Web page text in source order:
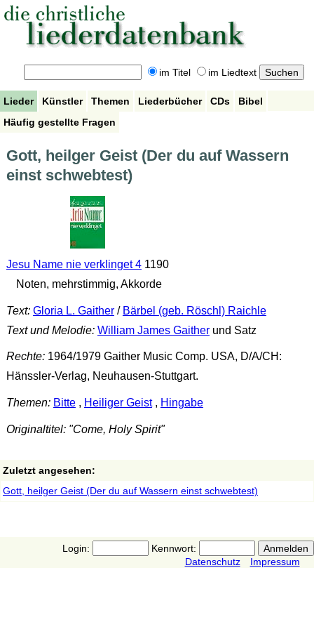
im Titel im Liedtext
Lieder Künstler Themen Liederbücher CDs
Bibel
Häufig gestellte Fragen
Gott, heilger Geist (Der du auf Wassern
einst schwebtest)
Jesu Name nie verklinget 41190
Noten, mehrstimmig, Akkorde
Text: Gloria L. Gaither/ Bärbel (geb. Röschl) Raichle
Text und Melodie: William James Gaitherund Satz
Rechte:1964/1979 Gaither Music Comp. USA, D/A/CH:
Hänssler-Verlag, Neuhausen-Stuttgart.
Themen: Bitte, Heiliger Geist, Hingabe
Originaltitel: "Come, Holy Spirit"
Zuletzt angesehen:
Gott, heilger Geist (Der du auf Wassern einst schwebtest)
Login:
Kennwort:
Datenschutz
Impressum